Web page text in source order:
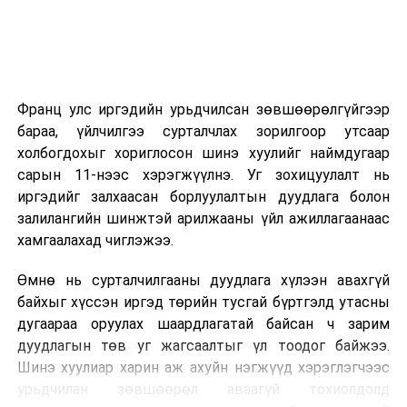
2026 оны 9 дүгээр сарын 13-наас оюутнуудыг
дотуур байранд оруулж эхэлнэ.
Сургууль, цэцэрлэгийн үйл ажиллагааны
зохицуулалт
2026 оны 8 дугаар сарын 17–28-ны өдрүүдэд
байранд элсэлт, бүртгэл болон бусад аливаа
арга хэмжээ зохион байгуулахгүй болно.
Франц улс иргэдийн урьдчилсан зөвшөөрөлгүйгээр
бараа, үйлчилгээ сурталчлах зорилгоор утсаар
холбогдохыг хориглосон шинэ хуулийг наймдугаар
сарын 11-нээс хэрэгжүүлнэ. Уг зохицуулалт нь
иргэдийг залхаасан борлуулалтын дуудлага болон
залилангийн шинжтэй арилжааны үйл ажиллагаанаас
хамгаалахад чиглэжээ.
Өмнө нь сурталчилгааны дуудлага хүлээн авахгүй
байхыг хүссэн иргэд төрийн тусгай бүртгэлд утасны
дугаараа оруулах шаардлагатай байсан ч зарим
дуудлагын төв уг жагсаалтыг үл тоодог байжээ.
Шинэ хуулиар харин аж ахуйн нэгжүүд хэрэглэгчээс
урьдчилан зөвшөөрөл аваагүй тохиолдолд